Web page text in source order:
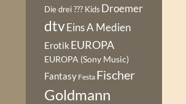
Die drei ??? Kids Droemer
dtvEins A Medien
Erotik EUROPA
EUROPA (Sony Music)
Fantasy Festa Fischer
Goldmann